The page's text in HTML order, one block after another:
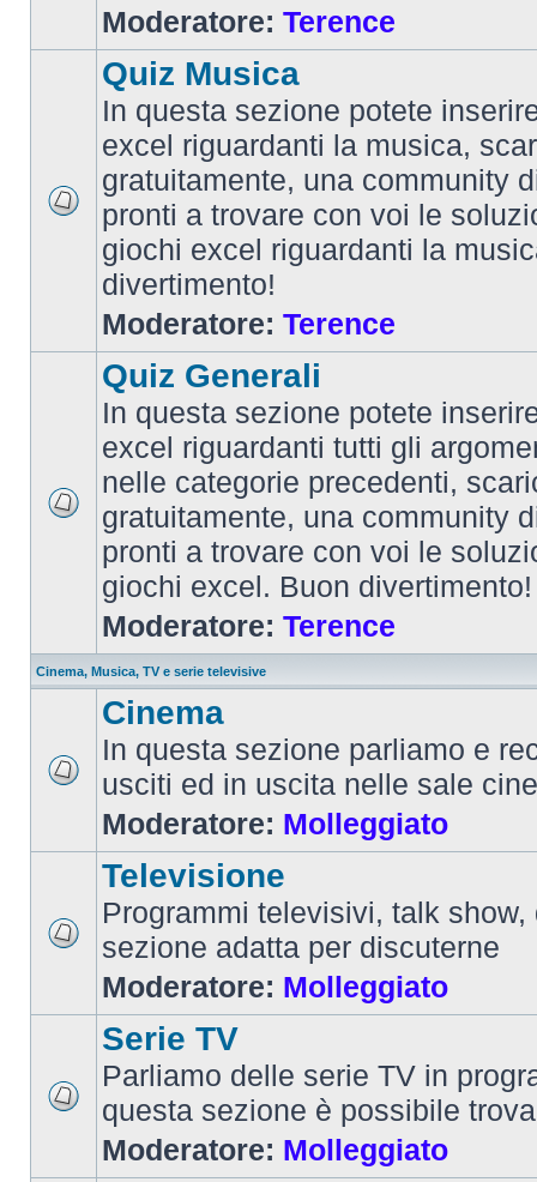
Moderatore: Terence
Quiz Musica
In questa sezione potete
excel riguardanti la musica,
gratuitamente, una community
pronti a trovare con voi le
giochi excel riguardanti la
divertimento!
Moderatore: Terence
Quiz Generali
In questa sezione potete
excel riguardanti tutti gli
nelle categorie precedenti,
gratuitamente, una community
pronti a trovare con voi le
giochi excel. Buon divertimento!
Moderatore: Terence
Cinema, Musica, TV e serie televisive
Cinema
In questa sezione parliamo e
usciti ed in uscita nelle sale
Moderatore: Molleggiato
Televisione
Programmi televisivi, talk show,
sezione adatta per discuterne
Moderatore: Molleggiato
Serie TV
Parliamo delle serie TV in
questa sezione è possibile
Moderatore: Molleggiato